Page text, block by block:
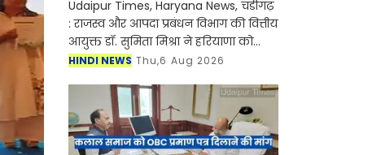
Udaipur Times, Haryana News, चंडीगढ़
: राजस्व और आपदा प्रबंधन विभाग की वित्तीय
आयुक्त डॉ. सुमिता मिश्रा ने हरियाणा को
आपदा-रोधी बनाने के लिए सभी प्रशासनिक
HINDI NEWS Thu,6 Aug 2026